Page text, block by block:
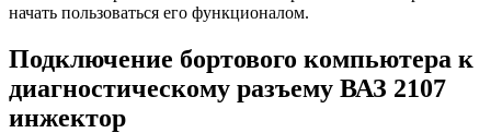
начать пользоваться его функционалом.
Подключение бортового компьютера к
диагностическому разъему ВАЗ 2107
инжектор